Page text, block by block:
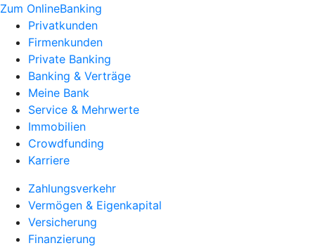
Zum OnlineBanking
Privatkunden
Firmenkunden
Private Banking
Banking & Verträge
Meine Bank
Service & Mehrwerte
Immobilien
Crowdfunding
Karriere
Zahlungsverkehr
Vermögen & Eigenkapital
Versicherung
Finanzierung